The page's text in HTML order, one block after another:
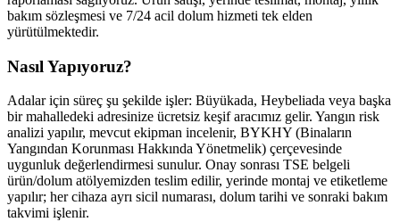
bakım sözleşmesi ve 7/24 acil dolum hizmeti tek elden
yürütülmektedir.
Nasıl Yapıyoruz?
Adalar için süreç şu şekilde işler: Büyükada, Heybeliada veya başka
bir mahalledeki adresinize ücretsiz keşif aracımız gelir. Yangın risk
analizi yapılır, mevcut ekipman incelenir, BYKHY (Binaların
Yangından Korunması Hakkında Yönetmelik) çerçevesinde
uygunluk değerlendirmesi sunulur. Onay sonrası TSE belgeli
ürün/dolum atölyemizden teslim edilir, yerinde montaj ve etiketleme
yapılır; her cihaza ayrı sicil numarası, dolum tarihi ve sonraki bakım
takvimi işlenir.